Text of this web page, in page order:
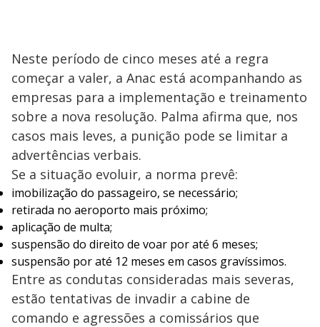
Neste período de cinco meses até a regra
começar a valer, a Anac está acompanhando as
empresas para a implementação e treinamento
sobre a nova resolução. Palma afirma que, nos
casos mais leves, a punição pode se limitar a
advertências verbais.
Se a situação evoluir, a norma prevê:
imobilização do passageiro, se necessário;
retirada no aeroporto mais próximo;
aplicação de multa;
suspensão do direito de voar por até 6 meses;
suspensão por até 12 meses em casos gravíssimos.
Entre as condutas consideradas mais severas,
estão tentativas de invadir a cabine de
comando e agressões a comissários que